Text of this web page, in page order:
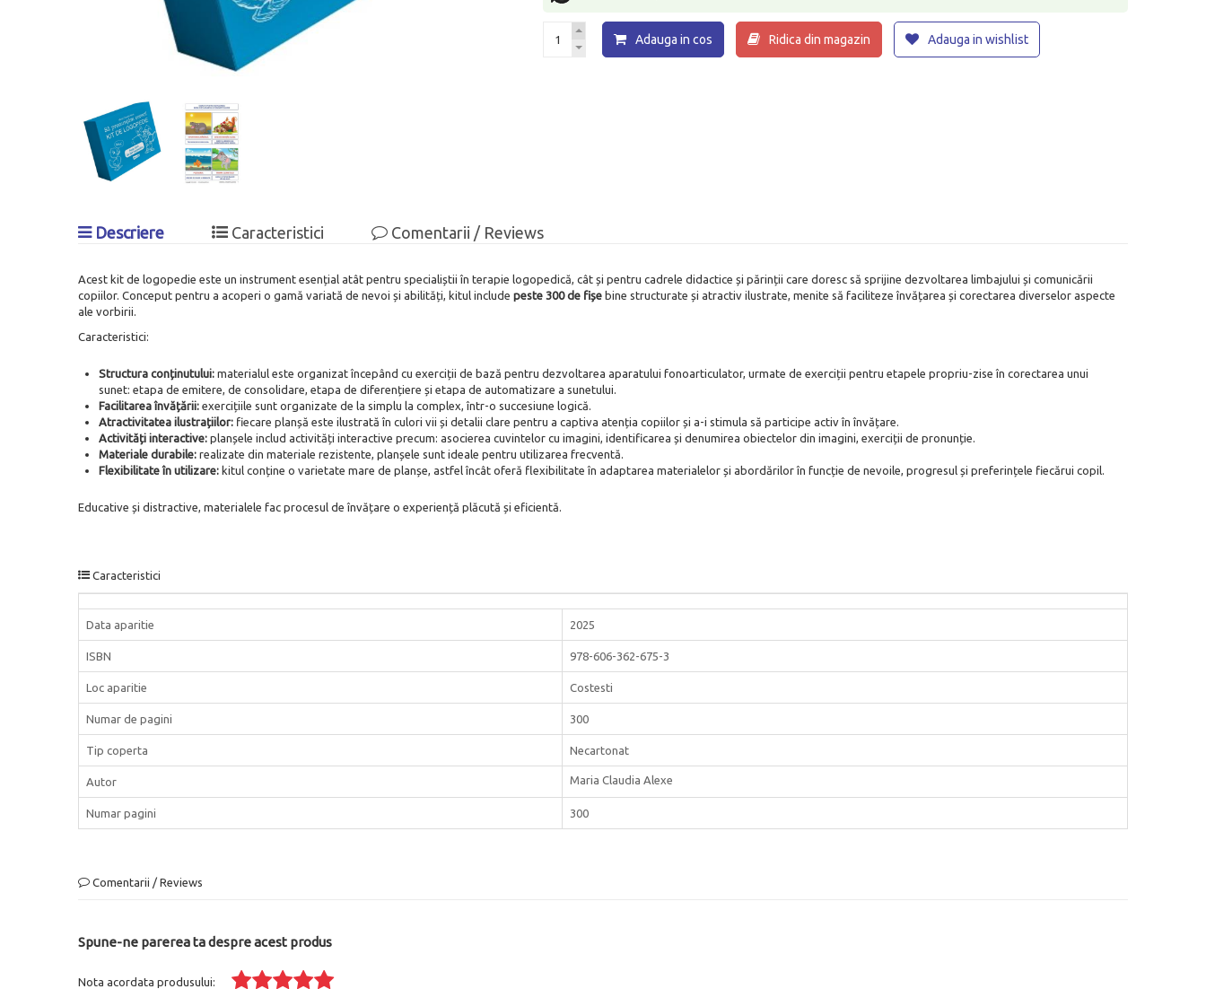
Adauga in cos Ridica din magazin Adauga in wishlist
Descriere Caracteristici Comentarii / Reviews
Acest kit de logopedie este un instrument esențial atât pentru specialiștii în terapie logopedică, cât și pentru cadrele didactice și părinții care doresc să sprijine dezvoltarea limbajului și comunicării
copiilor. Conceput pentru a acoperi o gamă variată de nevoi și abilități, kitul include peste 300 de fișe bine structurate și atractiv ilustrate, menite să faciliteze învățarea și corectarea diverselor aspecte
ale vorbirii.
Caracteristici:
Structura conținutului: materialul este organizat începând cu exerciții de bază pentru dezvoltarea aparatului fonoarticulator, urmate de exerciții pentru etapele propriu-zise în corectarea unui
sunet: etapa de emitere, de consolidare, etapa de diferențiere și etapa de automatizare a sunetului.
Facilitarea învățării: exercițiile sunt organizate de la simplu la complex, într-o succesiune logică.
Atractivitatea ilustrațiilor: fiecare planșă este ilustrată în culori vii și detalii clare pentru a captiva atenția copiilor și a-i stimula să participe activ în învățare.
Activități interactive: planșele includ activități interactive precum: asocierea cuvintelor cu imagini, identificarea și denumirea obiectelor din imagini, exerciții de pronunție.
Materiale durabile: realizate din materiale rezistente, planșele sunt ideale pentru utilizarea frecventă.
Flexibilitate în utilizare: kitul conține o varietate mare de planșe, astfel încât oferă flexibilitate în adaptarea materialelor și abordărilor în funcție de nevoile, progresul și preferințele fiecărui copil.
Educative și distractive, materialele fac procesul de învățare o experiență plăcută și eficientă.
Caracteristici
Data aparitie 2025
ISBN 978-606-362-675-3
Loc aparitie Costesti
Numar de pagini 300
Tip coperta Necartonat
Autor Maria Claudia Alexe
Numar pagini 300
Comentarii / Reviews
Spune-ne parerea ta despre acest produs
Nota acordata produsului: